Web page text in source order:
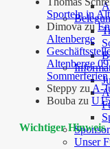
Unser
Sporteln in
Dimovazu
Altenberge
Altenberge 09
Sommerferien
Steppy zu A-
Bouba zu
Wichtiger Hinweis